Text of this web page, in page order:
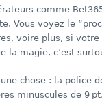
comme
Vous voyez le
voire plus, si
la magie, c’est
une chose : la police
minuscules de 9